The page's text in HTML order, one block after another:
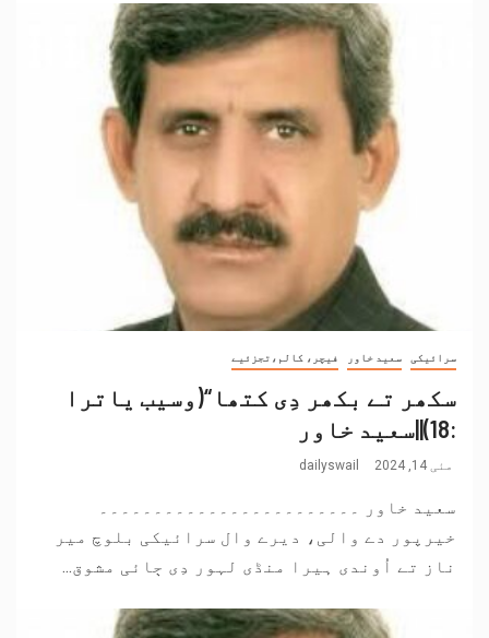
سرائیکی سعید خاور فیچر، کالم،تجزئیے
سکھر تے بکھر دِی کتھا“(وسیب یاترا
:18)||سعید خاور
مئی 14, 2024 dailyswail
سعید خاور ۔۔۔۔۔۔۔۔۔۔۔۔۔۔۔۔۔۔۔۔۔۔۔۔
خیرپور دے والی، دیرے وال سرائیکی بلوچ میر
ناز تے اُوندی ہیرا منڈی لہور دِی ڄائی مشوق...